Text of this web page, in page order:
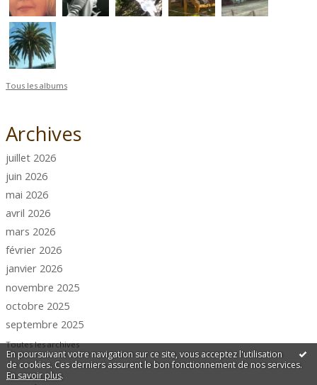
En poursuivant votre navigation sur ce site, vous acceptez l'utilisation
de cookies. Ces derniers assurent le bon fonctionnement de nos services.
En savoir plus.
Tous les albums
Archives
juillet 2026
juin 2026
mai 2026
avril 2026
mars 2026
février 2026
janvier 2026
novembre 2025
octobre 2025
septembre 2025
Toutes les archives